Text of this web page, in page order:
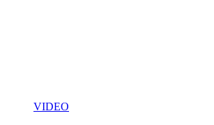
VIDEO